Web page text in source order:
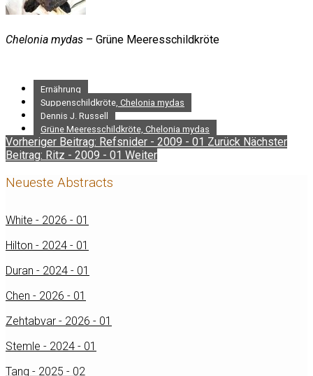
Chelonia mydas – Grüne Meeresschildkröte
Ernährung
Suppenschildkröte, Chelonia mydas
Dennis J. Russell
Grüne Meeresschildkröte, Chelonia mydas
Vorheriger Beitrag: Refsnider - 2009 - 01 Zurück Nächster
Beitrag: Ritz - 2009 - 01 Weiter
Neueste Abstracts
White - 2026 - 01
Hilton - 2024 - 01
Duran - 2024 - 01
Chen - 2026 - 01
Zehtabvar - 2026 - 01
Stemle - 2024 - 01
Tang - 2025 - 02